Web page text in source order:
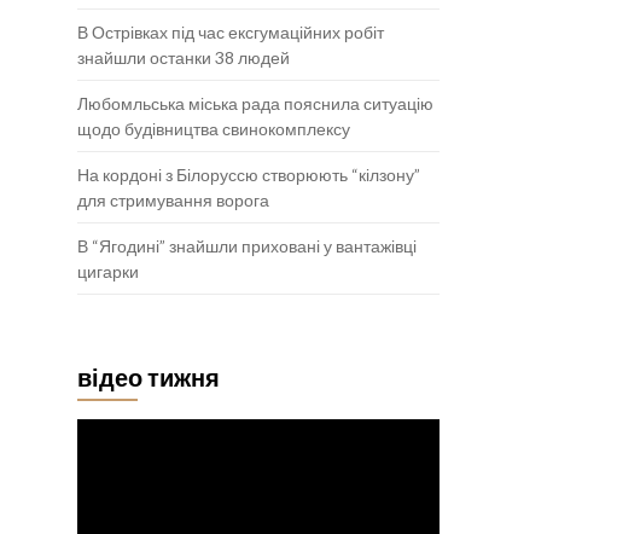
В Острівках під час ексгумаційних робіт
знайшли останки 38 людей
Любомльська міська рада пояснила ситуацію
щодо будівництва свинокомплексу
На кордоні з Білоруссю створюють “кілзону”
для стримування ворога
В “Ягодині” знайшли приховані у вантажівці
цигарки
відео тижня